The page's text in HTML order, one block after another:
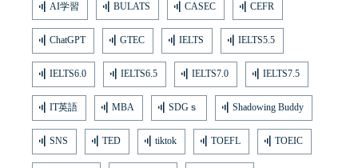
AI学習 BULATS CASEC CEFR
ChatGPT GTEC IELTS IELTS5.5
IELTS6.0 IELTS6.5 IELTS7.0 IELTS7.5
IT英語 MBA SDGｓ Shadowing Buddy
SNS TED tiktok TOEFL TOEIC